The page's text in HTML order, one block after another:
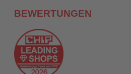
BEWERTUNGEN